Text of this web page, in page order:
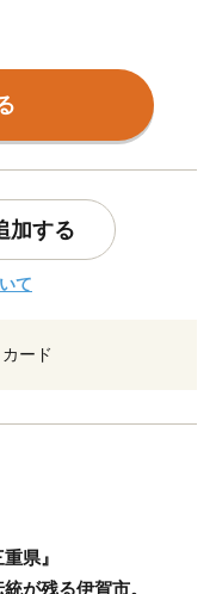
加する
て
ード
県』
が残る伊賀市。